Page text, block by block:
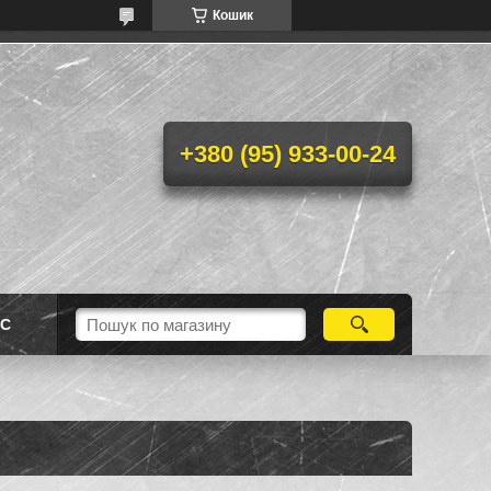
Кошик
+380 (95) 933-00-24